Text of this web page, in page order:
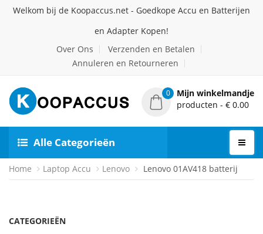
Welkom bij de Koopaccus.net - Goedkope Accu en Batterijen
en Adapter Kopen!
Over Ons
Verzenden en Betalen
Annuleren en Retourneren
0
Mijn winkelmandje
producten - € 0.00
Alle Categorieën
Home Laptop Accu Lenovo Lenovo 01AV418 batterij
CATEGORIEËN